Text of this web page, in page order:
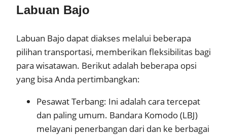
Labuan Bajo
Labuan Bajo dapat diakses melalui beberapa
pilihan transportasi, memberikan fleksibilitas bagi
para wisatawan. Berikut adalah beberapa opsi
yang bisa Anda pertimbangkan:
Pesawat Terbang: Ini adalah cara tercepat
dan paling umum. Bandara Komodo (LBJ)
melayani penerbangan dari dan ke berbagai